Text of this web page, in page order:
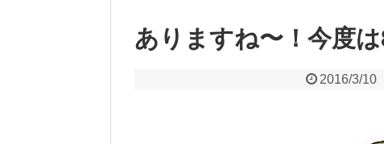
ありますね〜！今度は
2016/3/10